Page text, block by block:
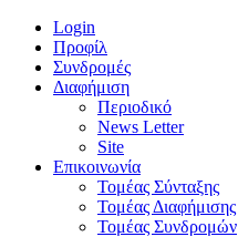
Login
Προφίλ
Συνδρομές
Διαφήμιση
Περιοδικό
News Letter
Site
Επικοινωνία
Τομέας Σύνταξης
Τομέας Διαφήμισης
Τομέας Συνδρομών